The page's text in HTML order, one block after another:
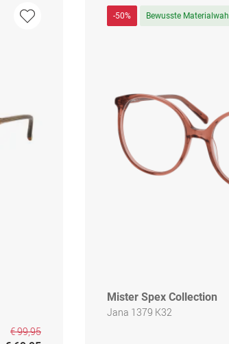
€ 99,95
-50% Bewusste Materialwahl
Mister Spex Collection
Jana 1379 K32